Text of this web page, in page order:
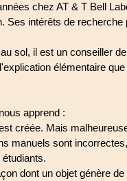
chez AT & T Bell
Ses intérêts de
sol, il est un conseiller
élémentaire
apprend :
créée. Mais
manuels sont
dont un objet génère